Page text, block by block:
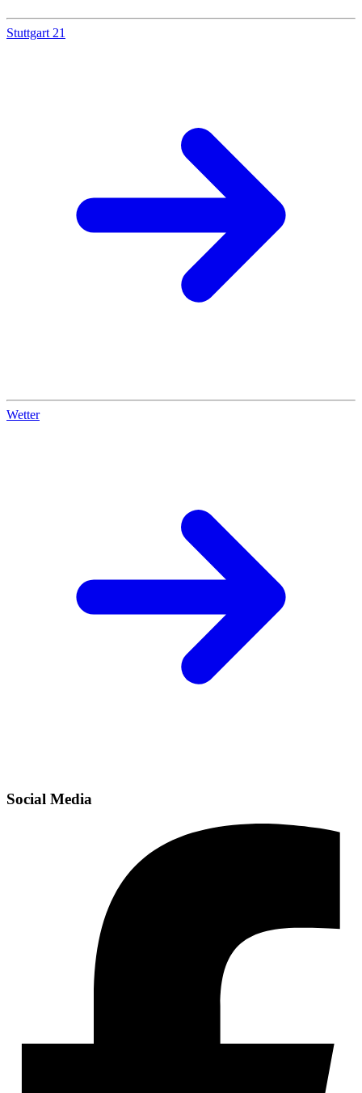
Stuttgart 21
Wetter
Social Media